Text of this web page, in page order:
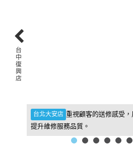
台北大安店 重視顧客的送修感受
提升維修服務品質。
台
中
復
興
店